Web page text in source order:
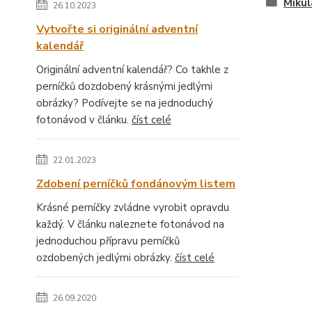
26.10.2023
Vytvořte si originální adventní
kalendář
Originální adventní kalendář? Co takhle z
perníčků dozdobený krásnými jedlými
obrázky? Podívejte se na jednoduchý
fotonávod v článku. číst celé
22.01.2023
Zdobení perníčků fondánovým listem
Krásné perníčky zvládne vyrobit opravdu
každý. V článku naleznete fotonávod na
jednoduchou přípravu perníčků
ozdobených jedlými obrázky. číst celé
26.09.2020